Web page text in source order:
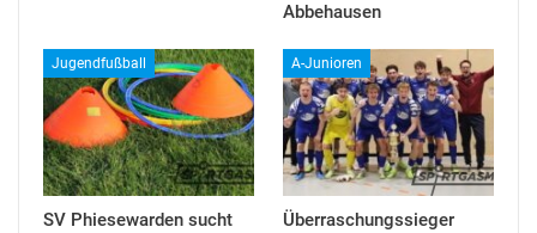
Abbehausen
Jugendfußball
SV Phiesewarden sucht
A-Junioren
Überraschungssieger